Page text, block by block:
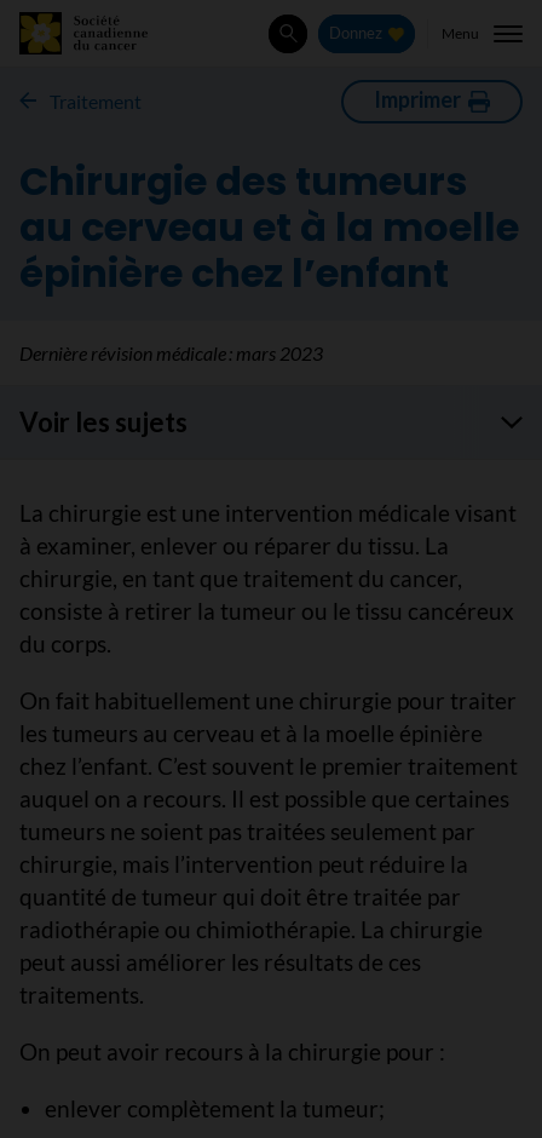
Rechercher
Donnez Menu
Traitement Imprimer
Chirurgie des tumeurs
au cerveau et à la moelle
épinière chez l’enfant
Dernière révision médicale : mars 2023
Voir les sujets
La chirurgie est une intervention médicale visant
à examiner, enlever ou réparer du tissu. La
chirurgie, en tant que traitement du cancer,
consiste à retirer la tumeur ou le tissu cancéreux
du corps.
On fait habituellement une chirurgie pour traiter
les tumeurs au cerveau et à la moelle épinière
chez l’enfant. C’est souvent le premier traitement
auquel on a recours. Il est possible que certaines
tumeurs ne soient pas traitées seulement par
chirurgie, mais l’intervention peut réduire la
quantité de tumeur qui doit être traitée par
radiothérapie ou chimiothérapie. La chirurgie
peut aussi améliorer les résultats de ces
traitements.
On peut avoir recours à la chirurgie pour :
enlever complètement la tumeur;